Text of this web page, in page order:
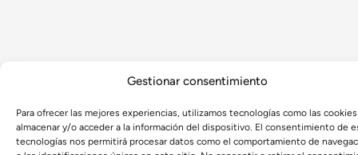
Gestionar consentimiento
Para ofrecer las mejores experiencias, utilizamos tecnologías como las cookies
almacenar y/o acceder a la información del dispositivo. El consentimiento de
tecnologías nos permitirá procesar datos como el comportamiento de